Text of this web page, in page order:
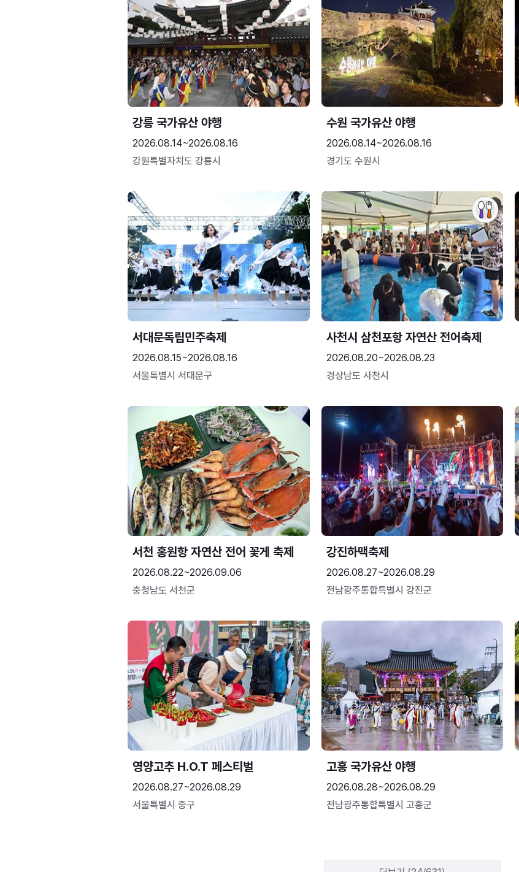
강릉 국가유산 야행
2026.08.14~2026.08.16
강원특별자치도 강릉시
수원 국가유산 야행
2026.08.14~2026.08.16
경기도 수원시
서대문독립민주축제
2026.08.15~2026.08.16
서울특별시 서대문구
사천시 삼천포항 자연산 전어축제
2026.08.20~2026.08.23
경상남도 사천시
서천 홍원항 자연산 전어 꽃게 축제
2026.08.22~2026.09.06
충청남도 서천군
강진하맥축제
2026.08.27~2026.08.29
전남광주통합특별시 강진군
영양고추 H.O.T 페스티벌
2026.08.27~2026.08.29
서울특별시 중구
고흥 국가유산 야행
2026.08.28~2026.08.29
전남광주통합특별시 고흥군